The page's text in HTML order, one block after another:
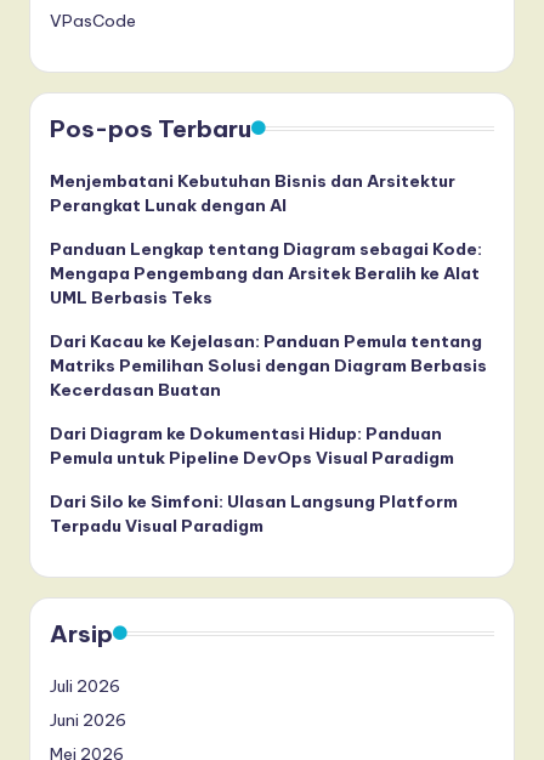
VPasCode
Pos-pos Terbaru
Menjembatani Kebutuhan Bisnis dan Arsitektur
Perangkat Lunak dengan AI
Panduan Lengkap tentang Diagram sebagai Kode:
Mengapa Pengembang dan Arsitek Beralih ke Alat
UML Berbasis Teks
Dari Kacau ke Kejelasan: Panduan Pemula tentang
Matriks Pemilihan Solusi dengan Diagram Berbasis
Kecerdasan Buatan
Dari Diagram ke Dokumentasi Hidup: Panduan
Pemula untuk Pipeline DevOps Visual Paradigm
Dari Silo ke Simfoni: Ulasan Langsung Platform
Terpadu Visual Paradigm
Arsip
Juli 2026
Juni 2026
Mei 2026